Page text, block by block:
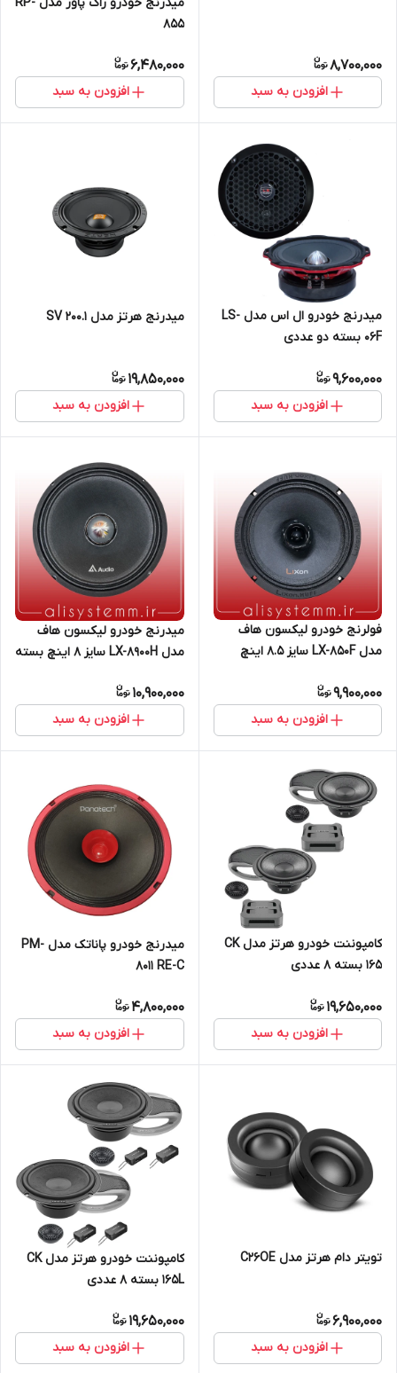
8,700,000
افزودن به سبد
میدرنج خودرو راک پاور مدل RP-
855
6,480,000
افزودن به سبد
میدرنج خودرو ال اس مدل LS-
06F بسته دو عددی
9,600,000
افزودن به سبد
میدرنج هرتز مدل SV 200.1
19,850,000
افزودن به سبد
فولرنج خودرو لیکسون هاف
مدل LX-850F سایز 8.5 اینچ
9,900,000
افزودن به سبد
میدرنج خودرو لیکسون هاف
مدل LX-8900H سایز 8 اینچ بسته
10,900,000
افزودن به سبد
کامپوننت خودرو هرتز مدل CK
165 بسته 8 عددی
19,650,000
افزودن به سبد
میدرنج خودرو پاناتک مدل PM-
8011 RE-C
4,800,000
افزودن به سبد
تویتر دام هرتز مدل C26OE
6,900,000
افزودن به سبد
کامپوننت خودرو هرتز مدل CK
165L بسته 8 عددی
19,650,000
افزودن به سبد